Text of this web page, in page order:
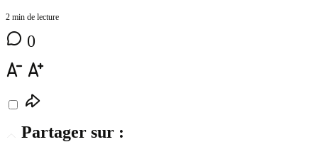
2 min de lecture
0
Partager sur :